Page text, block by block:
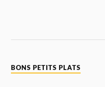
BONS PETITS PLATS